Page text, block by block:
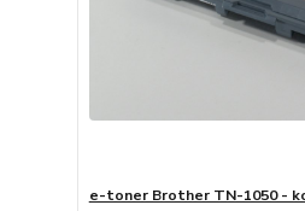
e-toner Brother TN-1050 -